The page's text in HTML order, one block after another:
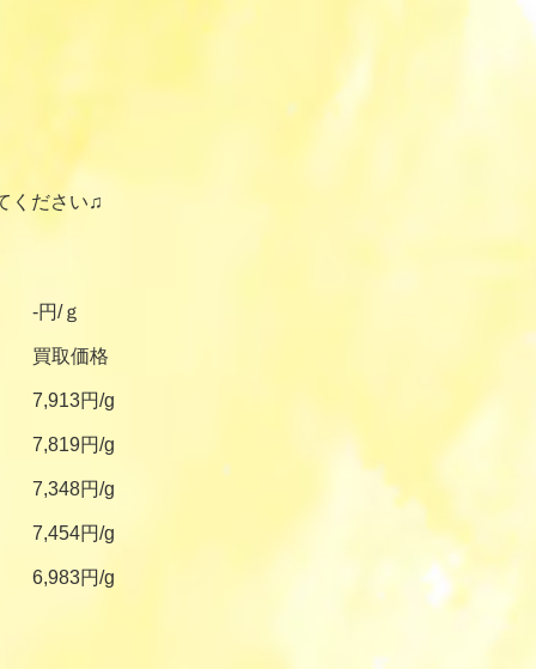
ください♫
-円/ｇ
買取価格
7,913円/g
7,819円/g
7,348円/g
7,454円/g
6,983円/g